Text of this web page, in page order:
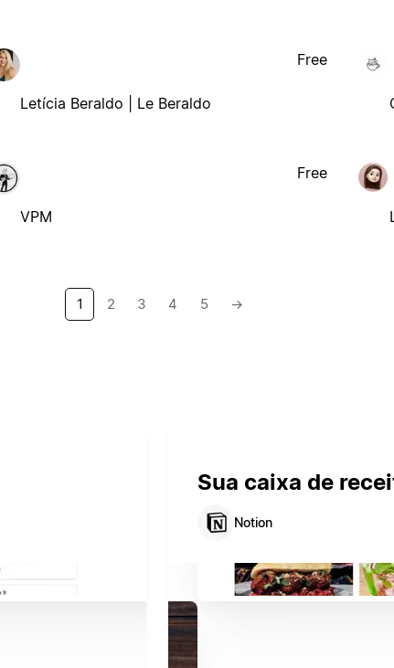
Letícia Beraldo | Le Beraldo
Free
VPM
Free
1 2 3 4 5 →
Sua caixa de
Notion